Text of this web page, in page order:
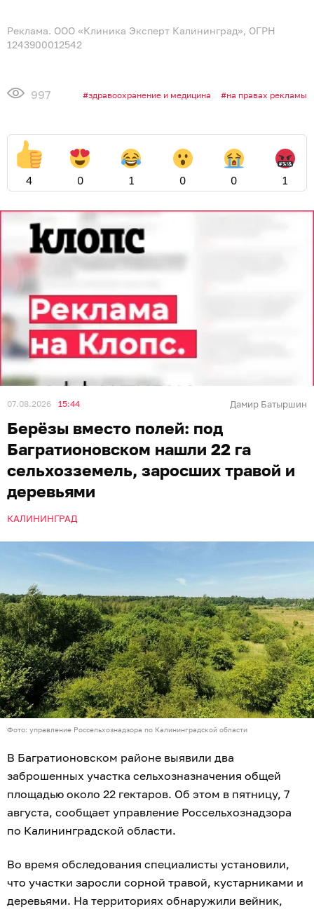
Реклама. ООО «Клиника Эксперт Калининград», ОГРН
1243900012542
997 здравоохранение и медицина на правах рекламы
4 0 1 0 0 1
07.08.2026 15:44 Дамир Батыршин
Берёзы вместо полей: под
Багратионовском нашли 22 га
сельхозземель, заросших травой и
деревьями
КАЛИНИНГРАД
Фото: управление Россельхознадзора по Калининградской области
В Багратионовском районе выявили два
заброшенных участка сельхозназначения общей
площадью около 22 гектаров. Об этом в пятницу, 7
августа, сообщает управление Россельхознадзора
по Калининградской области.
Во время обследования специалисты установили,
что участки заросли сорной травой, кустарниками и
деревьями. На территориях обнаружили вейник,